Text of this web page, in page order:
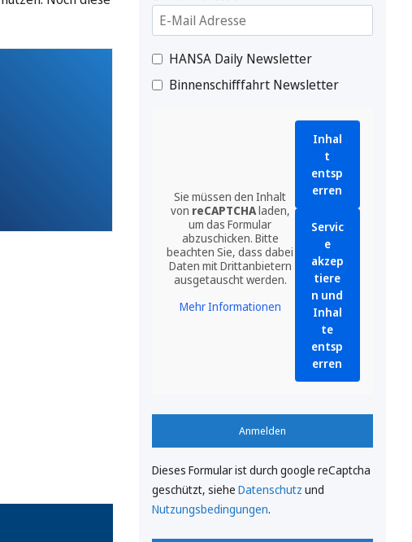
HANSA Daily Newsletter
Binnenschifffahrt Newsletter
Sie müssen den Inhalt
von reCAPTCHAladen,
um das Formular
abzuschicken. Bitte
beachten Sie, dass dabei
Daten mit Drittanbietern
ausgetauscht werden.
Mehr Informationen
Inhal
t
entsp
erren
Servic
e
akzep
tiere
n und
Inhal
te
entsp
erren
Anmelden
Dieses Formular ist durch google reCaptcha
geschützt, siehe Datenschutz und
Nutzungsbedingungen.